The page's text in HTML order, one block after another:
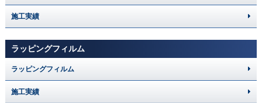
施工実績
ラッピングフィルム
ラッピングフィルム
施工実績